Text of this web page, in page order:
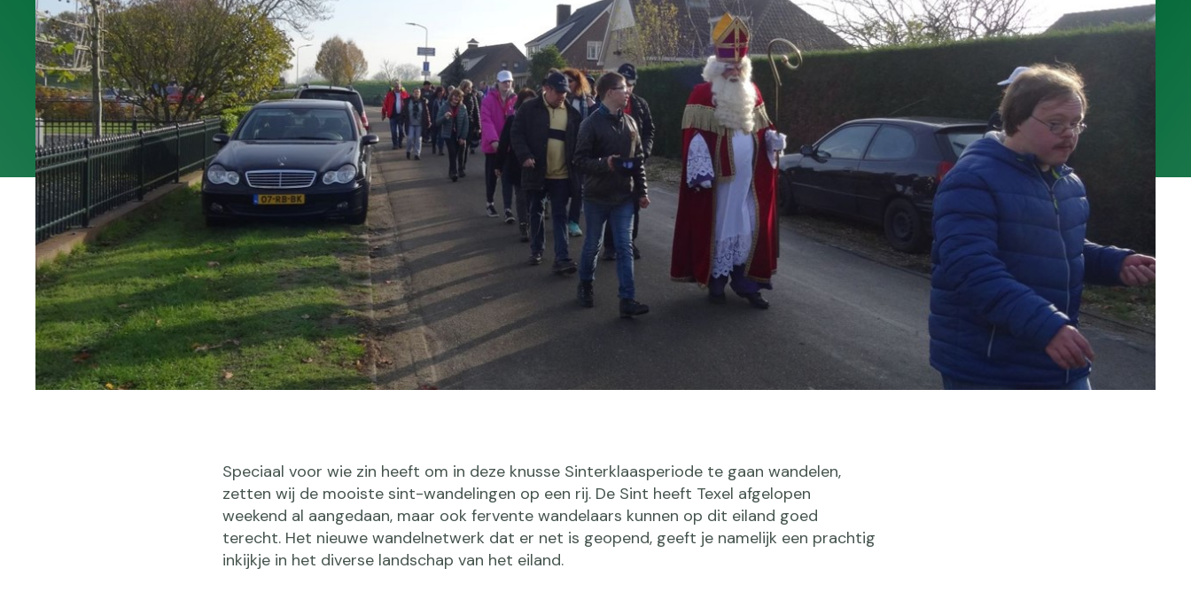
Speciaal voor wie zin heeft om in deze knusse Sinterklaasperiode te gaan wandelen,
zetten wij de mooiste sint-wandelingen op een rij. De Sint heeft Texel afgelopen
weekend al aangedaan, maar ook fervente wandelaars kunnen op dit eiland goed
terecht. Het nieuwe wandelnetwerk dat er net is geopend, geeft je namelijk een prachtig
inkijkje in het diverse landschap van het eiland.